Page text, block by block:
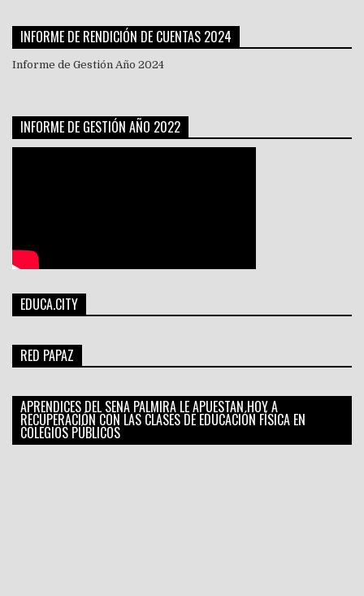
INFORME DE RENDICIÓN DE CUENTAS 2024
Informe de Gestión Año 2024
INFORME DE GESTIÓN AÑO 2022
EDUCA.CITY
RED PAPAZ
APRENDICES DEL SENA PALMIRA LE APUESTAN HOY A
RECUPERACIÓN CON LAS CLASES DE EDUCACIÓN FÍSICA EN
COLEGIOS PÚBLICOS